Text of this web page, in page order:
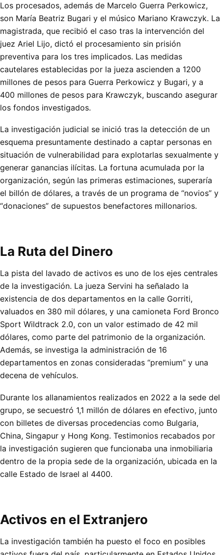
Los procesados, además de Marcelo Guerra Perkowicz,
son María Beatriz Bugari y el músico Mariano Krawczyk. La
magistrada, que recibió el caso tras la intervención del
juez Ariel Lijo, dictó el procesamiento sin prisión
preventiva para los tres implicados. Las medidas
cautelares establecidas por la jueza ascienden a 1200
millones de pesos para Guerra Perkowicz y Bugari, y a
400 millones de pesos para Krawczyk, buscando asegurar
los fondos investigados.
La investigación judicial se inició tras la detección de un
esquema presuntamente destinado a captar personas en
situación de vulnerabilidad para explotarlas sexualmente y
generar ganancias ilícitas. La fortuna acumulada por la
organización, según las primeras estimaciones, superaría
el billón de dólares, a través de un programa de “novios” y
“donaciones” de supuestos benefactores millonarios.
La Ruta del Dinero
La pista del lavado de activos es uno de los ejes centrales
de la investigación. La jueza Servini ha señalado la
existencia de dos departamentos en la calle Gorriti,
valuados en 380 mil dólares, y una camioneta Ford Bronco
Sport Wildtrack 2.0, con un valor estimado de 42 mil
dólares, como parte del patrimonio de la organización.
Además, se investiga la administración de 16
departamentos en zonas consideradas “premium” y una
decena de vehículos.
Durante los allanamientos realizados en 2022 a la sede del
grupo, se secuestró 1,1 millón de dólares en efectivo, junto
con billetes de diversas procedencias como Bulgaria,
China, Singapur y Hong Kong. Testimonios recabados por
la investigación sugieren que funcionaba una inmobiliaria
dentro de la propia sede de la organización, ubicada en la
calle Estado de Israel al 4400.
Activos en el Extranjero
La investigación también ha puesto el foco en posibles